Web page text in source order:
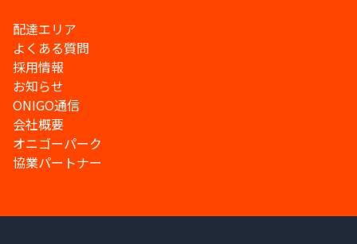
配達エリア
よくある質問
採用情報
お知らせ
ONIGO通信
会社概要
オニゴーパーク
協業パートナー